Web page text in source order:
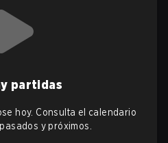
partidas
hoy. Consulta el calendario
y próximos.